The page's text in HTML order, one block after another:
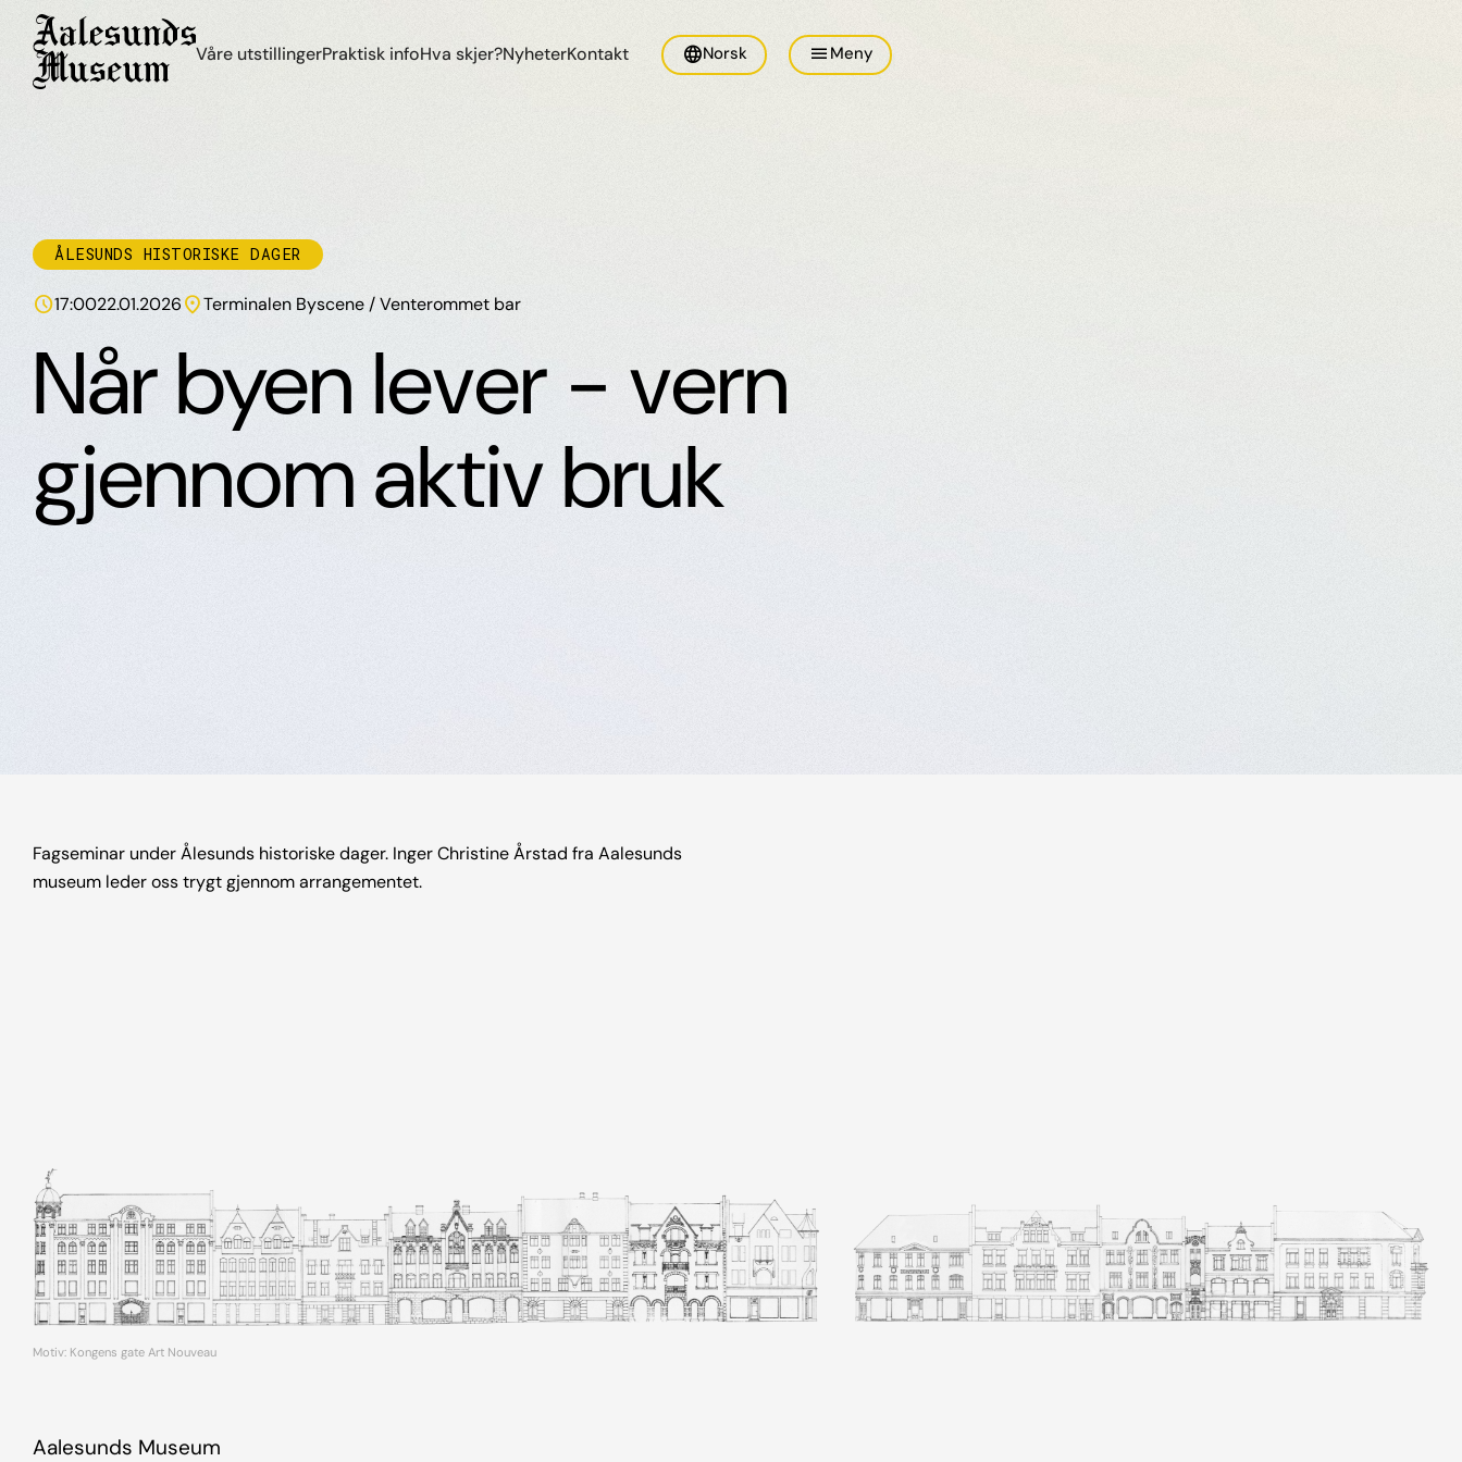
Våre utstillingerPraktisk infoHva skjer?NyheterKontakt languageNorsk menu Meny
ÅLESUNDS HISTORISKE DAGER
schedule17:0022.01.2026location_onTerminalen Byscene / Venterommet bar
Når byen lever - vern
gjennom aktiv bruk
Fagseminar under Ålesunds historiske dager. Inger Christine Årstad fra Aalesunds
museum leder oss trygt gjennom arrangementet.
Motiv: Kongens gate Art Nouveau
Aalesunds Museum